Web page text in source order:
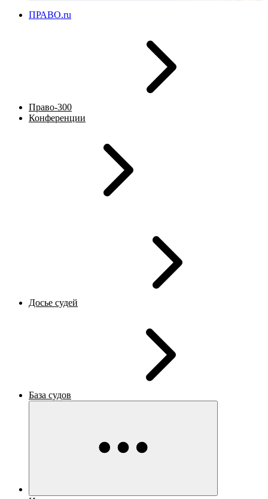
ПРАВО.ru
Право-300
Конференции
Досье судей
База судов